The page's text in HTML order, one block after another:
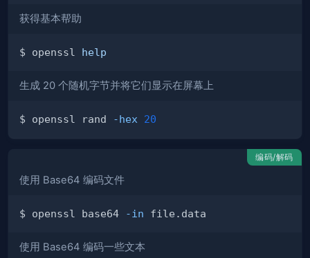
获得基本帮助
$ openssl help
生成 20 个随机字节并将它们显示在屏幕上
$ openssl rand -hex 20
编码/解码
使用 Base64 编码文件
$ openssl base64 -in
使用 Base64 编码一些文本